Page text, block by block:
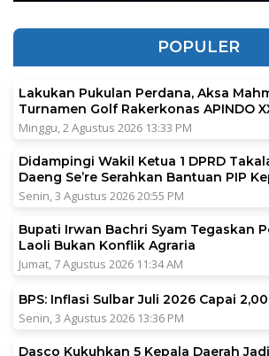
POPULER
Lakukan Pukulan Perdana, Aksa
Turnamen Golf Rakerkonas APINDO
Minggu, 2 Agustus 2026 13:33 PM
Didampingi Wakil Ketua 1 DPRD
Daeng Se’re Serahkan Bantuan PIP
Senin, 3 Agustus 2026 20:55 PM
Bupati Irwan Bachri Syam Tegaskan
Laoli Bukan Konflik Agraria
Jumat, 7 Agustus 2026 11:34 AM
BPS: Inflasi Sulbar Juli 2026 Capai
Senin, 3 Agustus 2026 13:36 PM
Dasco Kukuhkan 5 Kepala Daerah